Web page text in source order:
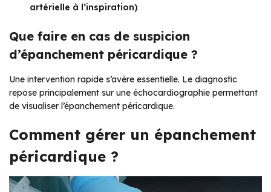
artérielle à l’inspiration)
Que faire en cas de suspicion
d’épanchement péricardique ?
Une intervention rapide s’avère essentielle. Le diagnostic
repose principalement sur une échocardiographie permettant
de visualiser l’épanchement péricardique.
Comment gérer un épanchement
péricardique ?